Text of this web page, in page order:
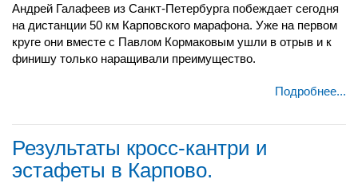
Андрей Галафеев из Санкт-Петербурга побеждает сегодня
на дистанции 50 км Карповского марафона. Уже на первом
круге они вместе с Павлом Кормаковым ушли в отрыв и к
финишу только наращивали преимущество.
Подробнее...
Результаты кросс-кантри и
эстафеты в Карпово.